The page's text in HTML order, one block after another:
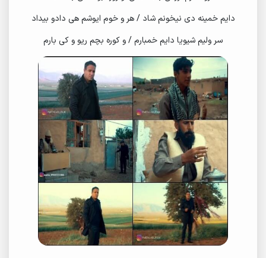
دایم خمینه دی نیخونم شاد / هر و خوم ایوشم هی دادو بیداد
سر ولیم شیویا دایم خمبارم / و کوره بچم ریو و کی بارم